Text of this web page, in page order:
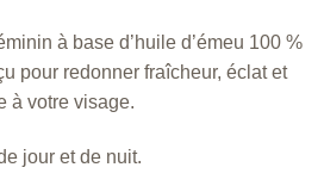
à base d’huile d’émeu 100 %
pour redonner fraîcheur, éclat et
à votre visage.
jour et de nuit.